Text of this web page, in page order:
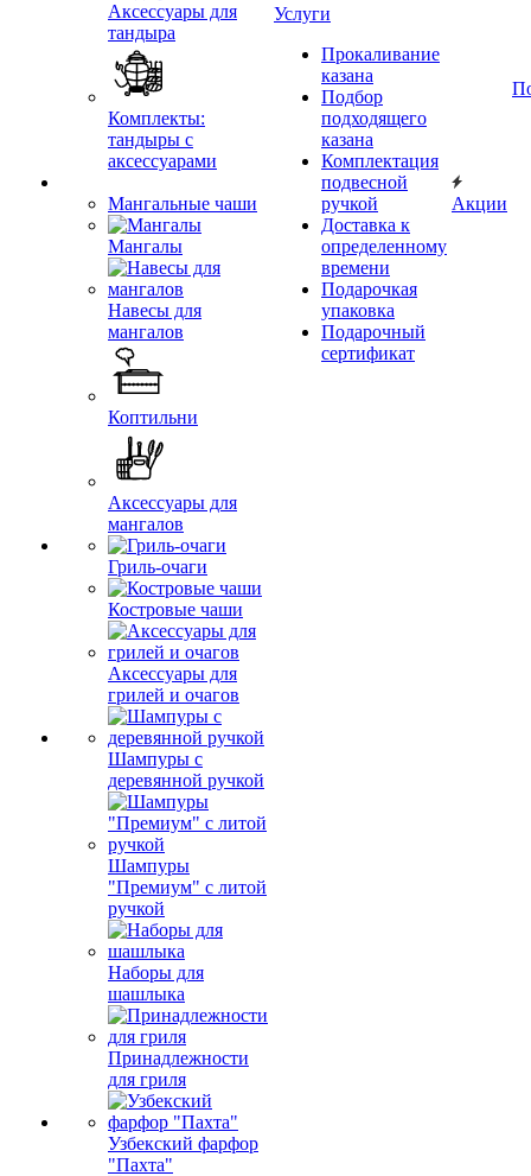
Аксессуары для
тандыра
Комплекты:
тандыры с
аксессуарами
Мангальные чаши
Мангалы
Навесы для
мангалов
Коптильни
Аксессуары для
мангалов
Гриль-очаги
Костровые чаши
Аксессуары для
грилей и очагов
Шампуры с
деревянной ручкой
Шампуры
"Премиум" с литой
ручкой
Наборы для
шашлыка
Принадлежности
для гриля
Узбекский фарфор
"Пахта"
Услуги
Прокаливание
казана
Подбор
подходящего
казана
Комплектация
подвесной
ручкой
Доставка к
определенному
времени
Подарочкая
упаковка
Подарочный
сертификат
Акции